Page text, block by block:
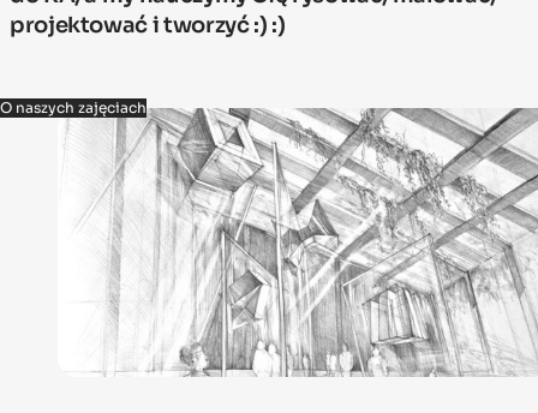
projektować i tworzyć :) :)
O naszych zajęciach